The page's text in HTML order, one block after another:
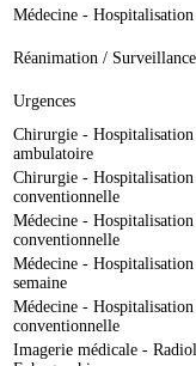
Médecine -
Réanimation /
Urgences
Chirurgie - Hospitalisation
ambulatoire
Chirurgie - Hospitalisation
conventionnelle
Médecine - Hospitalisation
conventionnelle
Médecine - Hospitalisation
semaine
Médecine - Hospitalisation
conventionnelle
Imagerie médicale -